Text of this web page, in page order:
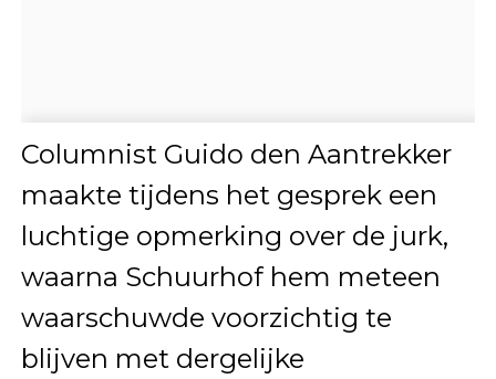
Columnist Guido den Aantrekker
maakte tijdens het gesprek een
luchtige opmerking over de jurk,
waarna Schuurhof hem meteen
waarschuwde voorzichtig te
blijven met dergelijke